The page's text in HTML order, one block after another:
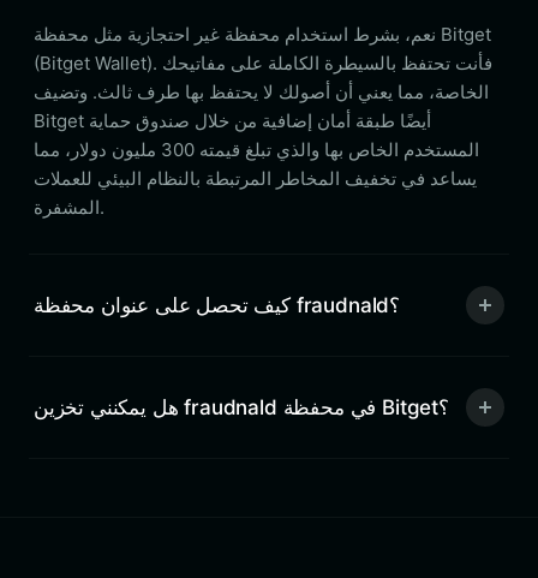
نعم، بشرط استخدام محفظة غير احتجازية مثل محفظة Bitget
(Bitget Wallet). فأنت تحتفظ بالسيطرة الكاملة على مفاتيحك
الخاصة، مما يعني أن أصولك لا يحتفظ بها طرف ثالث. وتضيف
Bitget أيضًا طبقة أمان إضافية من خلال صندوق حماية
المستخدم الخاص بها والذي تبلغ قيمته 300 مليون دولار، مما
يساعد في تخفيف المخاطر المرتبطة بالنظام البيئي للعملات
المشفرة.
كيف تحصل على عنوان محفظة fraudnald؟
هل يمكنني تخزين fraudnald في محفظة Bitget؟